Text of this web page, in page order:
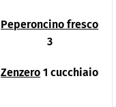
Peperoncino fresco
3
Zenzero 1 cucchiaio